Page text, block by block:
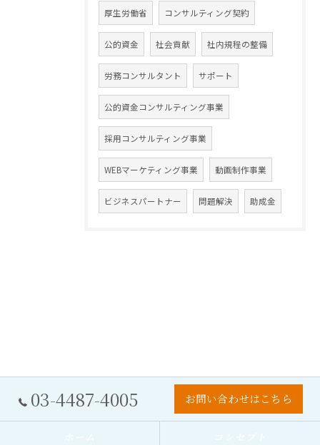
厚生労働省 コンサルティング契約
公的資金 社会貢献 社内規程の整備
労務コンサルタント サポート
公的資金コンサルティング事業
採用コンサルティング事業
WEBマーケティング事業 動画制作事業
ビジネスパートナー 問題解決 助成金
03-4487-4005 お問い合わせはこちら